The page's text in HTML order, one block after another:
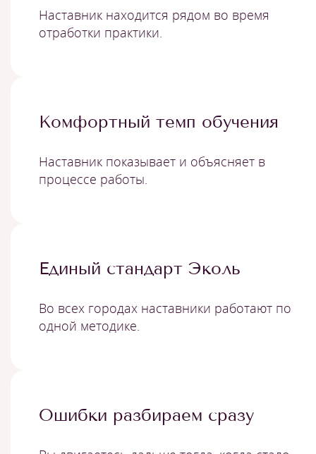
Наставник находится рядом во время
отработки практики.
Комфортный темп обучения
Наставник показывает и объясняет в
процессе работы.
Единый стандарт Эколь
Во всех городах наставники работают по
одной методике.
Ошибки разбираем сразу